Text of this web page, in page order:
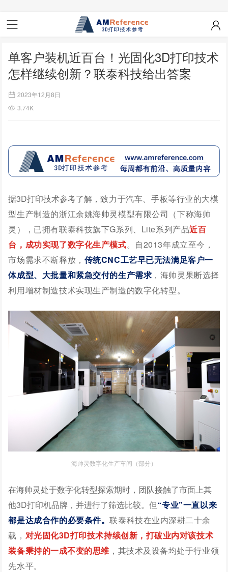
单客户装机近百台！光固化3D打印技术
怎样继续创新？联泰科技给出答案
2023年12月8日
3.74K
据3D打印技术参考了解，致力于汽车、手板等行业的大模
型生产制造的浙江余姚海帅灵模型有限公司（下称海帅
灵）， 已拥有联泰科技旗下G系列、Lite系列产品近百
台，成功实现了数字化生产模式。 自2013年成立至今，
市场需求不断释放， 传统CNC工艺早已无法满足客户一
体成型、大批量和紧急交付的生产需求， 海帅灵果断选择
利用增材制造技术实现生产制造的数字化转型。
海帅灵数字化生产车间（部分）
在海帅灵处于数字化转型探索期时，团队接触了市面上其
他3D打印机品牌，并进行了筛选比较。但“专业”一直以来
都是达成合作的必要条件。联泰科技在业内深耕二十余
载， 对光固化3D打印技术持续创新，打破业内对该技术
装备秉持的一成不变的思维 ， 其技术及设备均处于行业领
先水平。